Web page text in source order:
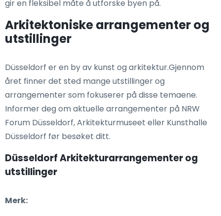
gir en fleksibel måte å utforske byen på.
Arkitektoniske arrangementer og
utstillinger
Düsseldorf er en by av kunst og arkitektur.Gjennom
året finner det sted mange utstillinger og
arrangementer som fokuserer på disse temaene.
Informer deg om aktuelle arrangementer på NRW
Forum Düsseldorf, Arkitekturmuseet eller Kunsthalle
Düsseldorf før besøket ditt.
Düsseldorf Arkitekturarrangementer og
utstillinger
Merk: